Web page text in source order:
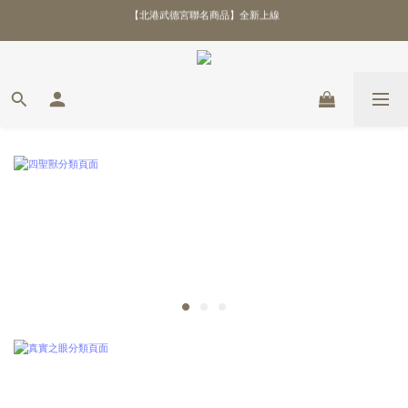
\ 全館優惠88折！滿額再贈好禮 /
【北港武德宮聯名商品】全新上線
\ 全館優惠88折！滿額再贈好禮 /